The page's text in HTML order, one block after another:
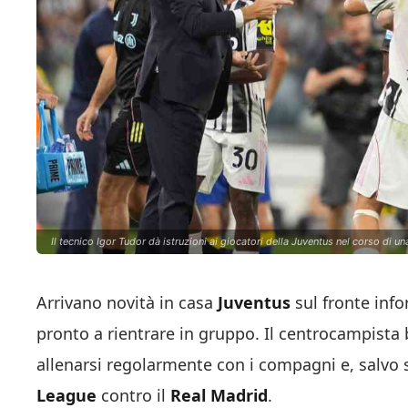
Il tecnico Igor Tudor dà istruzioni ai giocatori della Juventus nel corso di
Arrivano novità in casa Juventus sul fronte
pronto a rientrare in gruppo. Il
allenarsi regolarmente con i compagni e,
League contro il Real Madrid.